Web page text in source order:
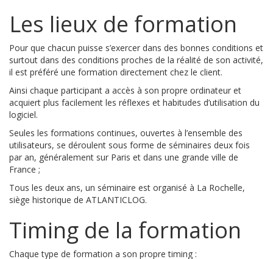
Les lieux de formation
Pour que chacun puisse s’exercer dans des bonnes conditions et
surtout dans des conditions proches de la réalité de son activité,
il est préféré une formation directement chez le client.
Ainsi chaque participant a accès à son propre ordinateur et
acquiert plus facilement les réflexes et habitudes d’utilisation du
logiciel.
Seules les formations continues, ouvertes à l’ensemble des
utilisateurs, se déroulent sous forme de séminaires deux fois
par an, généralement sur Paris et dans une grande ville de
France ;
Tous les deux ans, un séminaire est organisé à La Rochelle,
siège historique de ATLANTICLOG.
Timing de la formation
Chaque type de formation a son propre timing :